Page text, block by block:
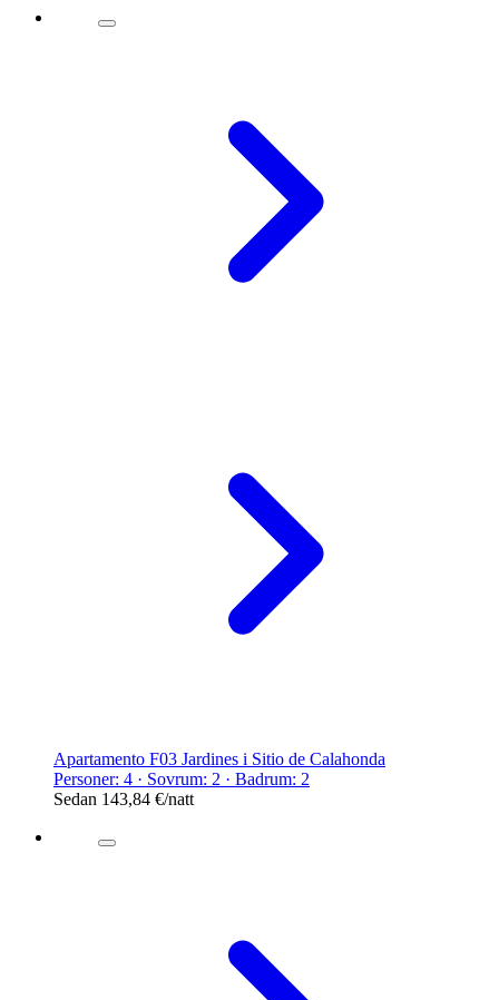
Apartamento F03 Jardines i Sitio de Calahonda
Personer: 4 · Sovrum: 2 · Badrum: 2
Sedan 143,84 €/natt